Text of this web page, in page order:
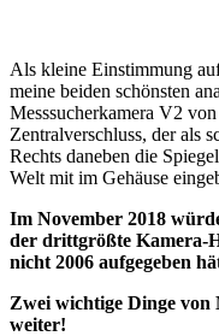
Als kleine Einstimmung
meine beiden schönsten
Messsucherkamera V2
Zentralverschluss, der als
Rechts daneben die
Welt mit im Gehäuse
Im November 2018
der drittgrößte Kamera-
nicht 2006 aufgegeben
Zwei wichtige Dinge von
weiter!